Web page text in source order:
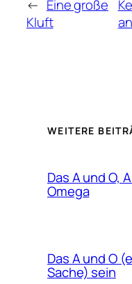
← Eine große
Kluft
WEITERE
Das A und O,
Omega
Das A und O
Sache) sein